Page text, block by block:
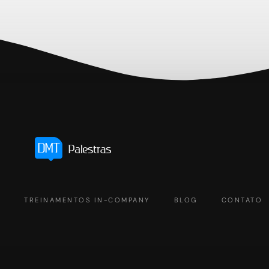
TREINAMENTOS IN-COMPANY BLOG CONTATO